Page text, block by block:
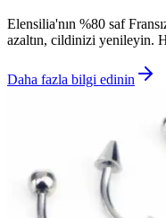
Elensilia'nın %80 saf
azaltın, cildinizi yenileyin.
Daha fazla bilgi edinin